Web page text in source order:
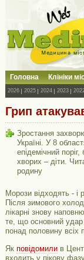
Головна Клініки
2026 2025 2024 2023
Грип
Зростання
Україні. У 8
епідемічний
хворих – діти.
родину
Морози відходять - і
Після зимового
лікарні знову
те, що основний
понад половину всіх
Як повідомилив
входить у пікову